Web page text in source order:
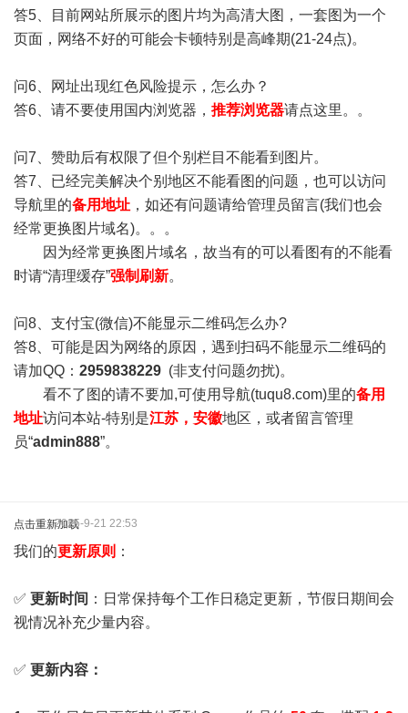
答5、目前网站所展示的图片均为高清大图，一套图为一个
页面，网络不好的可能会卡顿特别是高峰期(21-24点)。
问6、网址出现红色风险提示，怎么办？
答6、请不要使用国内浏览器， 推荐浏览器请点这里。。
问7、赞助后有权限了但个别栏目不能看到图片。
答7、已经完美解决个别地区不能看图的问题，也可以访问
导航里的备用地址 ，如还有问题请给管理员留言(我们也会
经常更换图片域名)。。。
因为经常更换图片域名，故当有的可以看图有的不能看
时请“清理缓存”强制刷新。
问8、支付宝(微信)不能显示二维码怎么办?
答8、可能是因为网络的原因，遇到扫码不能显示二维码的
请加QQ： 2959838229 (非支付问题勿扰)。
看不了图的请不要加,可使用导航(tuqu8.com)里的备用
地址访问本站-特别是江苏，安徽地区，或者留言管理
员“admin888”。
点击重新加载2025-9-21 22:53
我们的更新原则 ：
✅ 更新时间 ：日常保持每个工作日稳定更新，节假日期间会
视情况补充少量内容。
✅ 更新内容：